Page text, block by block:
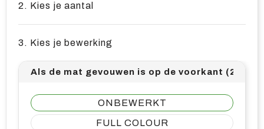
2. Kies je aantal
3. Kies je bewerking
Als de mat gevouwen is op de voorkant (25mm
ONBEWERKT
FULL COLOUR